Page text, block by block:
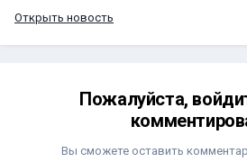
Открыть новость
Пожалуйста,
Вы сможете оставить